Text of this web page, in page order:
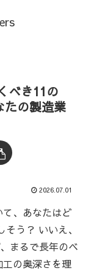
べき11の
たの製造業
2026.07.01
て、あなたはど
う？ いいえ、
まるで長年のベ
の奥深さを理